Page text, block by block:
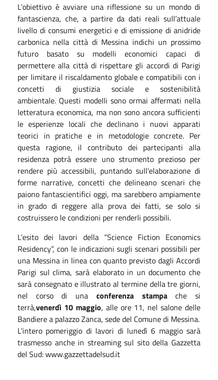
L’obiettivo è avviare una riflessione su un mondo di
fantascienza, che, a partire da dati reali sull’attuale
livello di consumi energetici e di emissione di anidride
carbonica nella città di Messina indichi un prossimo
futuro basato su modelli economici capaci di
permettere alla città di rispettare gli accordi di Parigi
per limitare il riscaldamento globale e compatibili con i
concetti di giustizia sociale e sostenibilità
ambientale. Questi modelli sono ormai affermati nella
letteratura economica, ma non sono ancora sufficienti
le esperienze locali che declinano i nuovi apparati
teorici in pratiche e in metodologie concrete. Per
questa ragione, il contributo dei partecipanti alla
residenza potrà essere uno strumento prezioso per
rendere più accessibili, puntando sull’elaborazione di
forme narrative, concetti che delineano scenari che
paiono fantascientifici oggi, ma sarebbero ampiamente
in grado di reggere alla prova dei fatti, se solo si
costruissero le condizioni per renderli possibili.
L’esito dei lavori della “Science Fiction Economics
Residency”, con le indicazioni sugli scenari possibili per
una Messina in linea con quanto previsto dagli Accordi
Parigi sul clima, sarà elaborato in un documento che
sarà consegnato e illustrato al termine della tre giorni,
nel corso di una conferenza stampache si
terrà,venerdì 10 maggio, alle ore 11, nel salone delle
Bandiere a palazzo Zanca, sede del Comune di Messina.
L’intero pomeriggio di lavori di lunedì 6 maggio sarà
trasmesso anche in streaming sul sito della Gazzetta
del Sud: www.gazzettadelsud.it